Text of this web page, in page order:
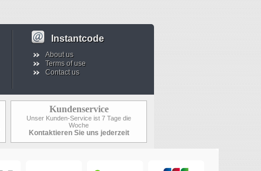
Instantcode
About us
Terms of use
Contact us
Kundenservice
Unser Kunden-Service ist 7 Tage die
Woche
Kontaktieren Sie uns jederzeit